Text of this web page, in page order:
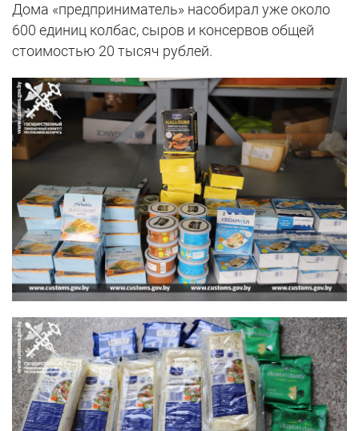
Дома «предприниматель» насобирал уже около
600 единиц колбас, сыров и консервов общей
стоимостью 20 тысяч рублей.